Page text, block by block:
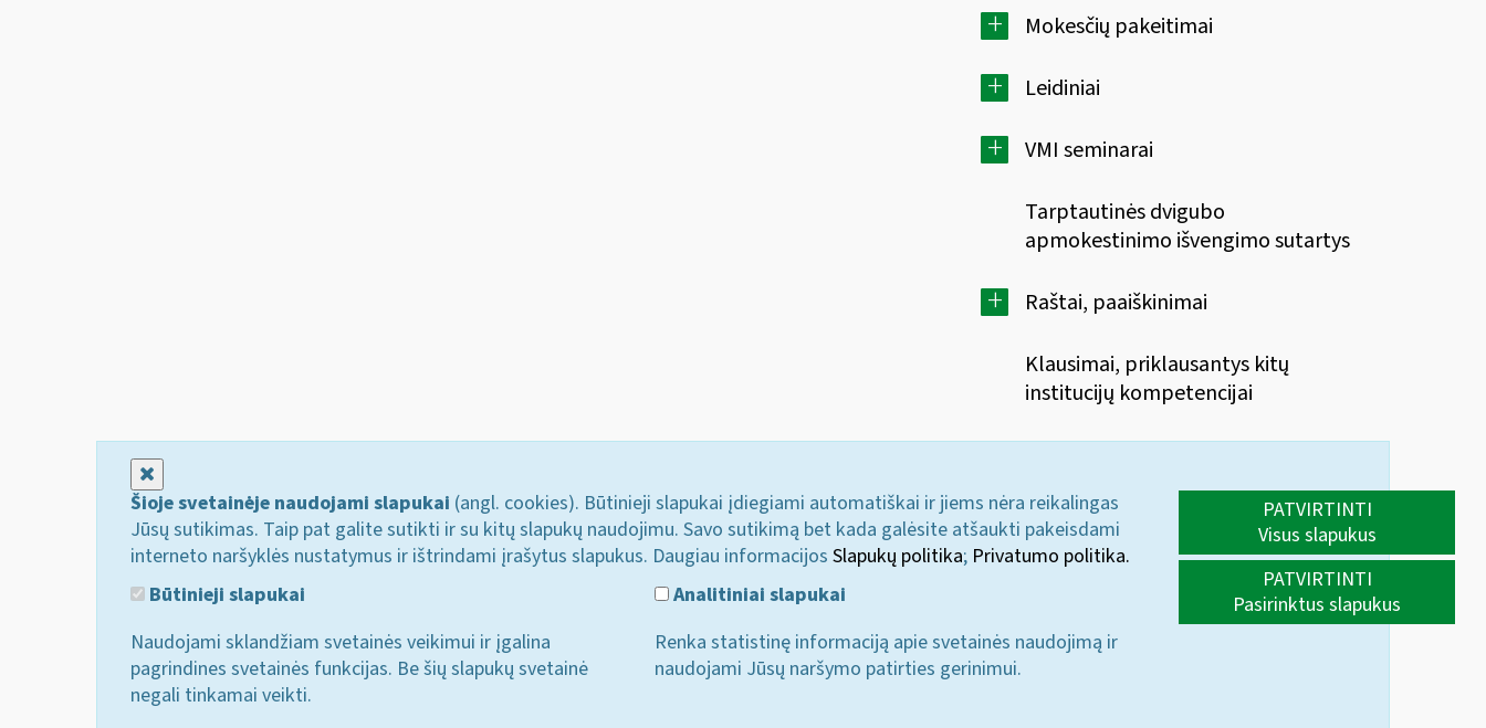
+ Mokesčių pakeitimai
+ Leidiniai
+
VMI seminarai
Tarptautinės dvigubo
apmokestinimo išvengimo sutartys
+
Raštai, paaiškinimai
Klausimai, priklausantys kitų
institucijų kompetencijai
Šioje svetainėje naudojami slapukai (angl. cookies). Būtinieji slapukai įdiegiami automatiškai ir jiems nėra reikalingas
Jūsų sutikimas. Taip pat galite sutikti ir su kitų slapukų naudojimu. Savo sutikimą bet kada galėsite atšaukti pakeisdami
interneto naršyklės nustatymus ir ištrindami įrašytus slapukus. Daugiau informacijos Slapukų politika; Privatumo politika.
Būtinieji slapukai
Naudojami sklandžiam svetainės veikimui ir įgalina
pagrindines svetainės funkcijas. Be šių slapukų svetainė
negali tinkamai veikti.
Analitiniai slapukai
Renka statistinę informaciją apie svetainės naudojimą ir
naudojami Jūsų naršymo patirties gerinimui.
PATVIRTINTI
Visus slapukus
PATVIRTINTI
Pasirinktus slapukus